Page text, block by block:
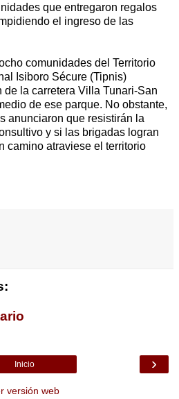
que entregaron regalos
el ingreso de las
comunidades del Territorio
Isiboro Sécure (Tipnis)
la carretera Villa Tunari-San
de ese parque. No obstante,
anunciaron que resistirán la
y si las brigadas logran
camino atraviese el territorio
›
Inicio
versión web